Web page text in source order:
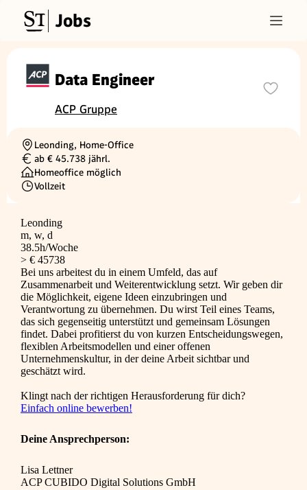
Jobs
Data Engineer
ACP Gruppe
Ortschaft
Leonding, Home-Office
Gehalt
ab € 45.738 jährl.
Homeoffice möglich
Beschäftigungsart
Vollzeit
Leonding
m, w, d
38.5h/Woche
> € 45738
Bei uns arbeitest du in einem Umfeld, das auf
Zusammenarbeit und Weiterentwicklung setzt. Wir geben dir
die Möglichkeit, eigene Ideen einzubringen und
Verantwortung zu übernehmen. Du wirst Teil eines Teams,
das sich gegenseitig unterstützt und gemeinsam Lösungen
findet. Dabei profitierst du von kurzen Entscheidungswegen,
flexiblen Arbeitsmodellen und einer offenen
Unternehmenskultur, in der deine Arbeit sichtbar und
geschätzt wird.
Klingt nach der richtigen Herausforderung für dich?
Einfach online bewerben!
Deine Ansprechperson:
Lisa Lettner
ACP CUBIDO Digital Solutions GmbH